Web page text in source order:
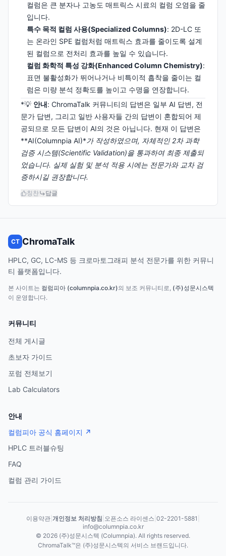
컬럼은 큰 분자나 고농도 매트릭스 시료의 컬럼 오염을 줄
입니다.
특수 목적 컬럼 사용(Specialized Columns): 2D-LC 또
는 온라인 SPE 컬럼처럼 매트릭스 효과를 줄이도록 설계
된 컬럼으로 전처리 효과를 높일 수 있습니다.
컬럼 화학적 특성 강화(Enhanced Column Chemistry):
표면 불활성화가 뛰어나거나 비특이적 흡착을 줄이는 컬
럼은 미량 분석 정확도를 높이고 수명을 연장합니다.
*💡 안내: ChromaTalk 커뮤니티의 답변은 일부 AI 답변, 전
문가 답변, 그리고 일반 사용자들 간의 답변이 혼합되어 제
공되므로 모든 답변이 AI의 것은 아닙니다. 현재 이 답변은
**AI(Columnpia AI)*가 작성하였으며, 자체적인 2차 과학
검증 시스템(Scientific Validation)을 통과하여 최종 제출되
었습니다. 실제 실험 및 분석 적용 시에는 전문가와 교차 검
증하시길 권장합니다.
칭찬 답글
CT ChromaTalk
HPLC, GC, LC-MS 등 크로마토그래피 분석 전문가를 위한 커뮤니
티 플랫폼입니다.
본 사이트는 컬럼피아 (columnpia.co.kr)의 보조 커뮤니티로, (주)성문시스텍
이 운영합니다.
커뮤니티
전체 게시글
초보자 가이드
포럼 전체보기
Lab Calculators
안내
컬럼피아 공식 홈페이지 ↗
HPLC 트러블슈팅
FAQ
컬럼 관리 가이드
이용약관 개인정보 처리방침 오픈소스 라이센스 02-2201-5881
info@columnpia.co.kr
© 2026 (주)성문시스텍 (Columnpia). All rights reserved.
ChromaTalk™은 (주)성문시스텍의 서비스 브랜드입니다.